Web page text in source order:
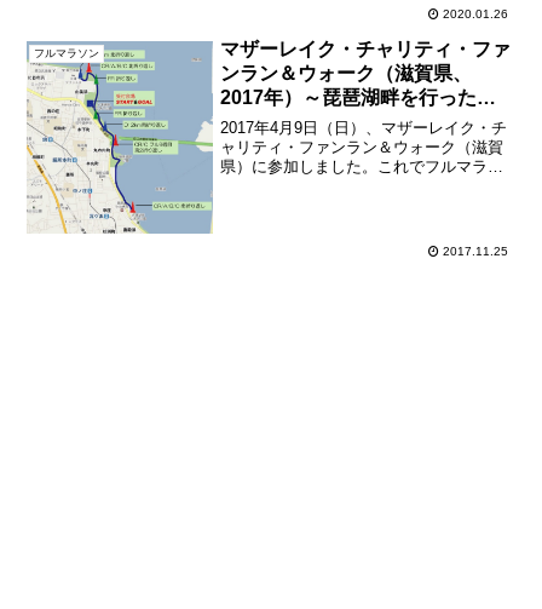
ン。勝田は今年で68回を数える歴史ある
大会。参加人数も1万3千名を越えるマン
モス大会です。ランナーのレベルも高い
ようで、前か...
2020.01.26
フルマラソン
マザーレイク・チャリティ・ファ
ンラン＆ウォーク（滋賀県、
2017年）～琵琶湖畔を行ったり
来たり
2017年4月9日（日）、マザーレイク・チ
ャリティ・ファンラン＆ウォーク（滋賀
県）に参加しました。これでフルマラソ
2017.11.25